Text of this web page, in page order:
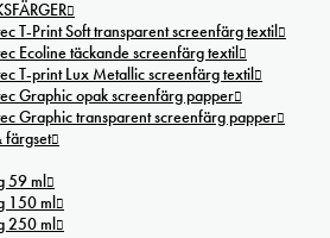
T-Print Soft transparent screenfärg textil
Ecoline täckande screenfärg textil
T-print Lux Metallic screenfärg textil
Graphic opak screenfärg papper
Graphic transparent screenfärg papper
färgset
59 ml
150 ml
250 ml